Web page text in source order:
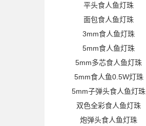
平头食人鱼灯珠
面包食人鱼灯珠
3mm食人鱼灯珠
5mm食人鱼灯珠
5mm多芯食人鱼灯珠
5mm食人鱼0.5W灯珠
5mm子弹头食人鱼灯珠
双色全彩食人鱼灯珠
炮弹头食人鱼灯珠